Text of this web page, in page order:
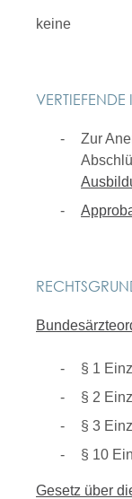
keine
Zur
§ 1
§ 2
§ 3
§ 10
Gesetz über